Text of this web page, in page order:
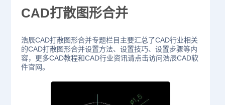
CAD打散图形合并
浩辰CAD打散图形合并专题栏目主要汇总了CAD行业相关
的CAD打散图形合并设置方法、设置技巧、设置步骤等内
容，更多CAD教程和CAD行业资讯请点击访问浩辰CAD软
件官网。